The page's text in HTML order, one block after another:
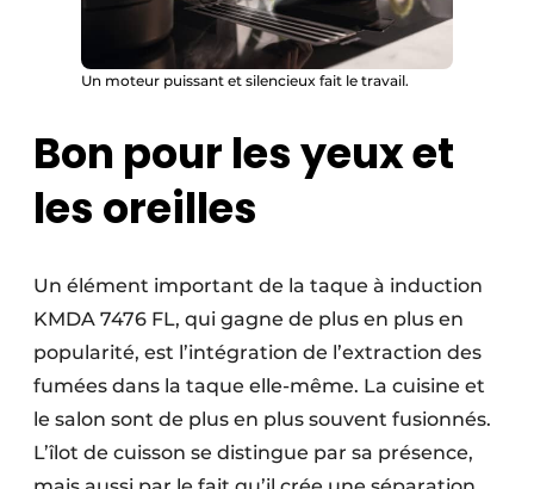
Un moteur puissant et silencieux fait le travail.
Bon pour les yeux et
les oreilles
Un élément important de la taque à induction
KMDA 7476 FL, qui gagne de plus en plus en
popularité, est l’intégration de l’extraction des
fumées dans la taque elle-même. La cuisine et
le salon sont de plus en plus souvent fusionnés.
L’îlot de cuisson se distingue par sa présence,